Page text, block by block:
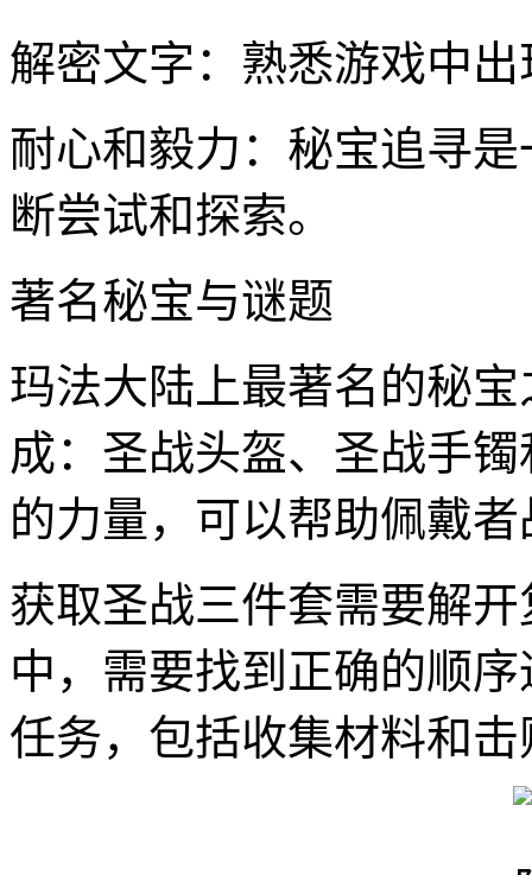
解密文字：熟悉游戏中
耐心和毅力：秘宝追寻
断尝试和探索。
著名秘宝与谜题
玛法大陆上最著名的秘
成：圣战头盔、圣战手
的力量，可以帮助佩戴
获取圣战三件套需要解
中，需要找到正确的顺
任务，包括收集材料和